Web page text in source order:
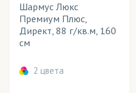
Sensient (чернила)
Textelle
Адверта(ткани)
Розничная цена
Ширина рулона
Шармус Люкс
Премиум Плюс,
Директ, 88 г/кв.м, 160
см
2 цвета